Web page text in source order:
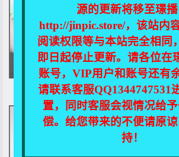
会员登陆
源的更新将移至璟播
http://jinpic.store/，该站内
阅读权限等与本站完全相同
即日起停止更新。请各位在
账号，VIP用户和账号还有
请联系客服QQ1344747531
置，同时客服会视情况给
偿。给您带来的不便请原
持！